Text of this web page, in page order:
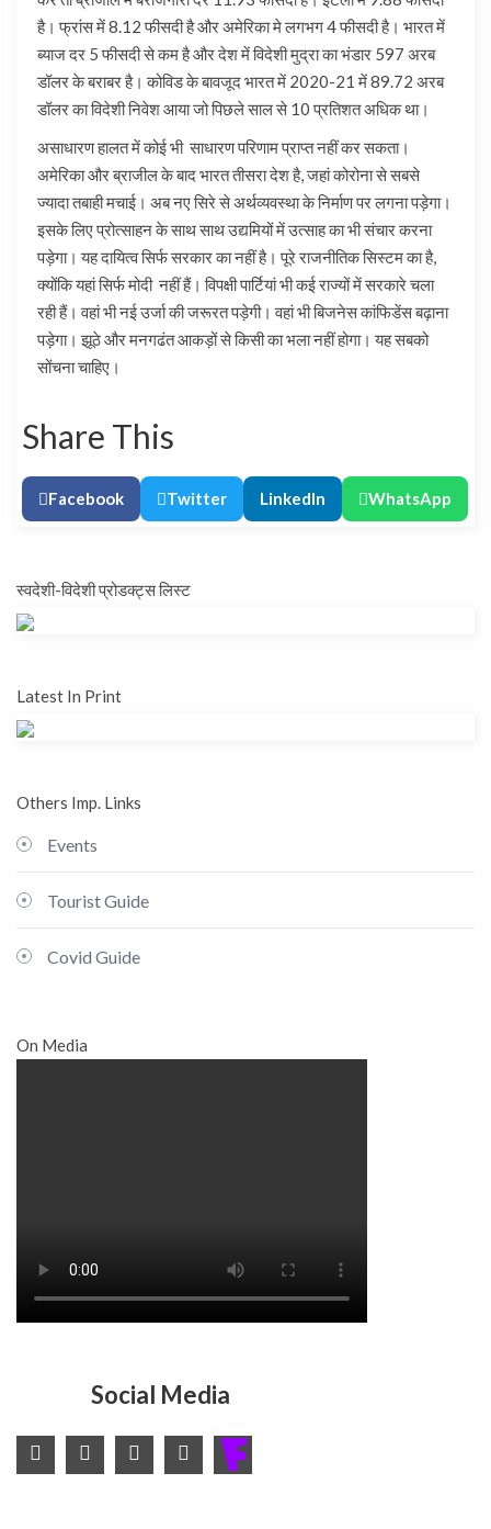
है। फ्रांस में 8.12 फीसदी है और अमेरिका मे लगभग 4 फीसदी है। भारत में
ब्याज दर 5 फीसदी से कम है और देश में विदेशी मुद्रा का भंडार 597 अरब
डॉलर के बराबर है। कोविड के बावजूद भारत में 2020-21 में 89.72 अरब
डॉलर का विदेशी निवेश आया जो पिछले साल से 10 प्रतिशत अधिक था।
असाधारण हालत में कोई भी साधारण परिणाम प्राप्त नहीं कर सकता।
अमेरिका और ब्राजील के बाद भारत तीसरा देश है, जहां कोरोना से सबसे
ज्यादा तबाही मचाई। अब नए सिरे से अर्थव्यवस्था के निर्माण पर लगना पड़ेगा।
इसके लिए प्रोत्साहन के साथ साथ उद्यमियों में उत्साह का भी संचार करना
पड़ेगा। यह दायित्व सिर्फ सरकार का नहीं है। पूरे राजनीतिक सिस्टम का है,
क्योंकि यहां सिर्फ मोदी नहीं हैं। विपक्षी पार्टियां भी कई राज्यों में सरकारे चला
रही हैं। वहां भी नई उर्जा की जरूरत पड़ेगी। वहां भी बिजनेस कांफिडेंस बढ़ाना
पड़ेगा। झूठे और मनगढंत आकड़ों से किसी का भला नहीं होगा। यह सबको
सोंचना चाहिए।
Share This
Facebook Twitter LinkedIn WhatsApp
स्वदेशी-विदेशी प्रोडक्ट्स लिस्ट
Latest In Print
Others Imp. Links
Events
Tourist Guide
Covid Guide
On Media
Social Media